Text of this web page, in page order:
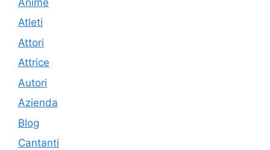
Atleti
Attori
Attrice
Autori
Azienda
Blog
Cantanti